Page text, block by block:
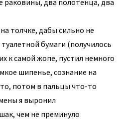
толчке, дабы сильно не
бумаги (получилось
к самой жопе, пустил немного
шипенье, сознание на
потом в пальцы что-то
я выронил
чем не преминуло